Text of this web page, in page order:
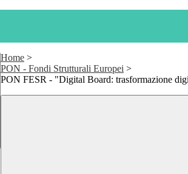
Home >
PON - Fondi Strutturali Europei >
PON FESR - "Digital Board: trasformazione